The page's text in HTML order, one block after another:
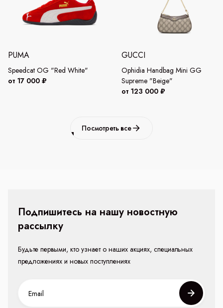
PUMA
Speedcat OG "Red White"
от 17 000 ₽
GUCCI
Ophidia Handbag Mini GG
Supreme "Beige"
от 123 000 ₽
Посмотреть все
Подпишитесь на нашу новостную
рассылку
Будьте первыми, кто узнает о наших акциях, специальных
предложениях и новых поступлениях